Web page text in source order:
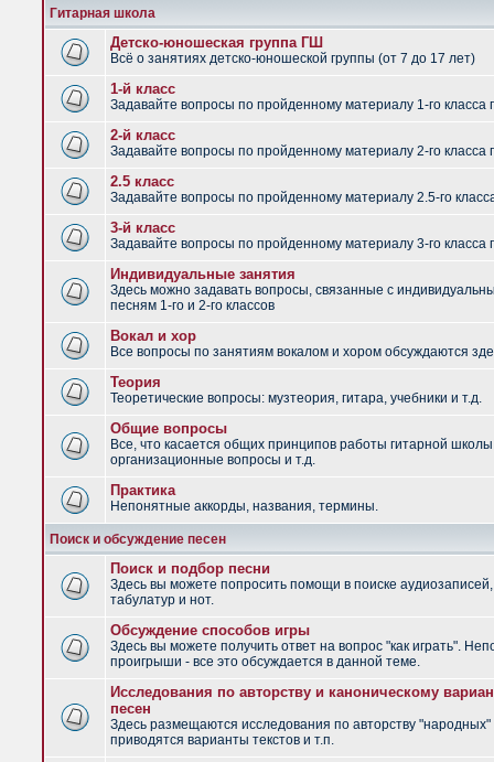
Гитарная школа
Детско-юношеская группа ГШ
Всё о занятиях детско-юношеской группы (от 7 до 17 лет)
1-й класс
Задавайте вопросы по пройденному материалу 1-го класса
2-й класс
Задавайте вопросы по пройденному материалу 2-го класса
2.5 класс
Задавайте вопросы по пройденному материалу 2.5-го
3-й класс
Задавайте вопросы по пройденному материалу 3-го класса
Индивидуальные занятия
Здесь можно задавать вопросы, связанные с
песням 1-го и 2-го классов
Вокал и хор
Все вопросы по занятиям вокалом и хором обсуждаются
Теория
Теоретические вопросы: музтеория, гитара, учебники и т.д.
Общие вопросы
Все, что касается общих принципов работы гитарной
организационные вопросы и т.д.
Практика
Непонятные аккорды, названия, термины.
Поиск и обсуждение песен
Поиск и подбор песни
Здесь вы можете попросить помощи в поиске аудиозаписей,
табулатур и нот.
Обсуждение способов игры
Здесь вы можете получить ответ на вопрос "как играть".
проигрыши - все это обсуждается в данной теме.
Исследования по авторству и каноническому
песен
Здесь размещаются исследования по авторству "народных"
приводятся варианты текстов и т.п.